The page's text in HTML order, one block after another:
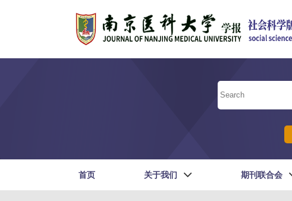
首页 关于我们 期刊联合会